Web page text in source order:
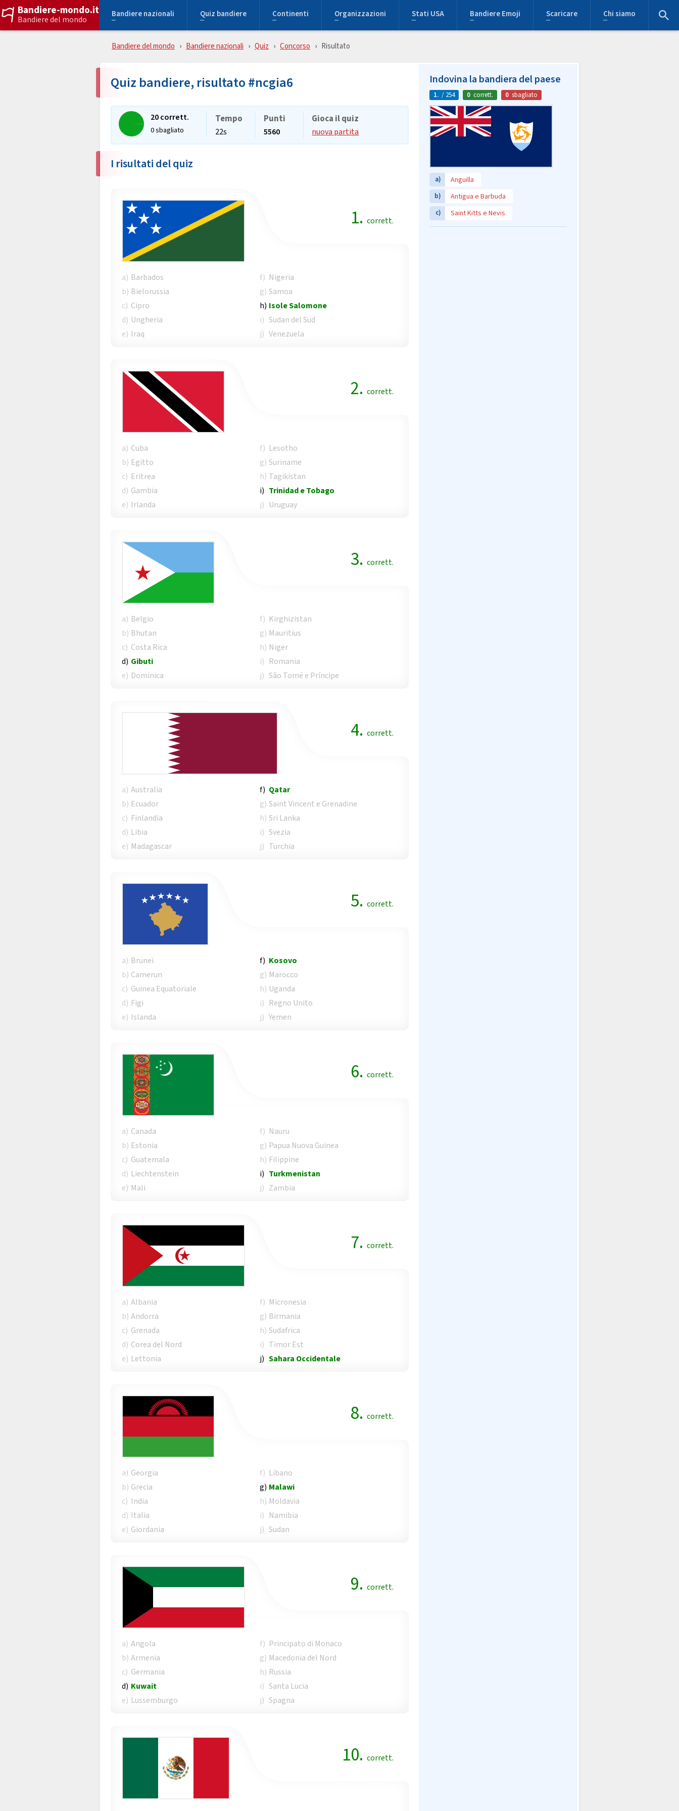
Bandiere-mondo.it
Bandiere del mondo
Bandiere nazionali Quiz bandiere Continenti Organizzazioni Stati USA Bandiere Emoji Scaricare Chi siamo
Bandiere del mondo Bandiere nazionali Quiz Concorso Risultato
Quiz bandiere, risultato #ncgia6
20 corrett.
0 sbagliato
Tempo
22s
Punti
5560
Gioca il quiz
nuova partita
I risultati del quiz
1. corrett.
a) Barbados
b) Bielorussia
c) Cipro
d) Ungheria
e) Iraq
f) Nigeria
g) Samoa
h) Isole Salomone
i) Sudan del Sud
j) Venezuela
2. corrett.
a) Cuba
b) Egitto
c) Eritrea
d) Gambia
e) Irlanda
f) Lesotho
g) Suriname
h) Tagikistan
i) Trinidad e Tobago
j) Uruguay
3. corrett.
a) Belgio
b) Bhutan
c) Costa Rica
d) Gibuti
e) Dominica
f) Kirghizistan
g) Mauritius
h) Niger
i) Romania
j) São Tomé e Príncipe
4. corrett.
a) Australia
b) Ecuador
c) Finlandia
d) Libia
e) Madagascar
f) Qatar
g) Saint Vincent e Grenadine
h) Sri Lanka
i) Svezia
j) Turchia
5. corrett.
a) Brunei
b) Camerun
c) Guinea Equatoriale
d) Figi
e) Islanda
f) Kosovo
g) Marocco
h) Uganda
i) Regno Unito
j) Yemen
6. corrett.
a) Canada
b) Estonia
c) Guatemala
d) Liechtenstein
e) Mali
f) Nauru
g) Papua Nuova Guinea
h) Filippine
i) Turkmenistan
j) Zambia
7. corrett.
a) Albania
b) Andorra
c) Grenada
d) Corea del Nord
e) Lettonia
f) Micronesia
g) Birmania
h) Sudafrica
i) Timor Est
j) Sahara Occidentale
8. corrett.
a) Georgia
b) Grecia
c) India
d) Italia
e) Giordania
f) Libano
g) Malawi
h) Moldavia
i) Namibia
j) Sudan
9. corrett.
a) Angola
b) Armenia
c) Germania
d) Kuwait
e) Lussemburgo
f) Principato di Monaco
g) Macedonia del Nord
h) Russia
i) Santa Lucia
j) Spagna
10. corrett.
Indovina la bandiera del paese
1. / 254 0 corrett. 0 sbagliato
a) Anguilla
b) Antigua e Barbuda
c) Saint Kitts e Nevis